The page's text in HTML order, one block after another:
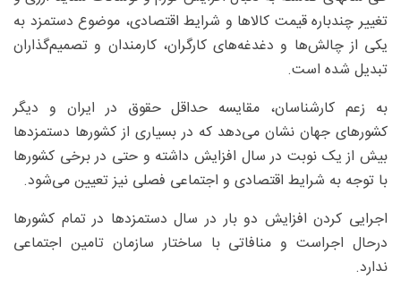
تغییر چندباره قیمت‌ کالاها و شرایط اقتصادی، موضوع دستمزد به
یکی از چالش‌ها و دغدغه‌های کارگران، کارمندان و تصمیم‌گذاران
تبدیل شده است.
به زعم کارشناسان، مقایسه حداقل حقوق در ایران و دیگر
کشورهای جهان نشان می‌دهد که در بسیاری از کشورها دستمزدها
بیش از یک نوبت در سال افزایش داشته و حتی در برخی کشورها
با توجه به شرایط اقتصادی و اجتماعی فصلی نیز تعیین می‌شود.
اجرایی کردن افزایش دو بار در سال دستمزدها در تمام کشورها
درحال اجراست و منافاتی با ساختار سازمان تامین اجتماعی
ندارد.